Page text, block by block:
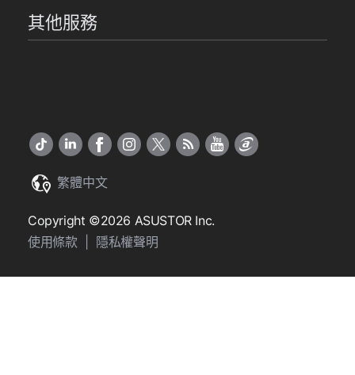
其他服務
繁體中文
Copyright ©2026 ASUSTOR Inc.
使用條款
隱私權聲明